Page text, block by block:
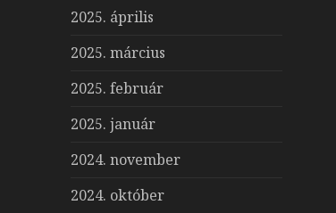
2025. április
2025. március
2025. február
2025. január
2024. november
2024. október